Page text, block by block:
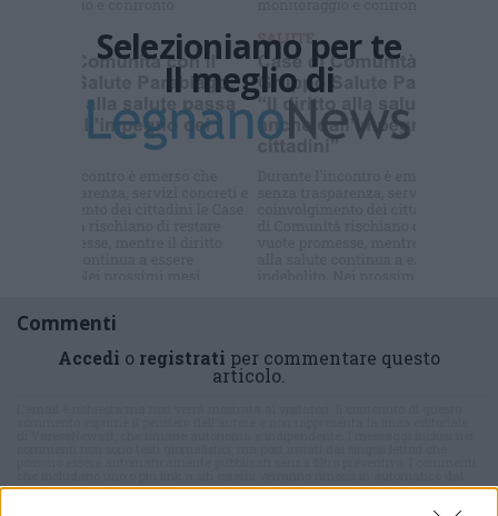
Selezioniamo per te
Il meglio di
Commenti
Accedi o registrati per commentare questo
articolo.
sistema.